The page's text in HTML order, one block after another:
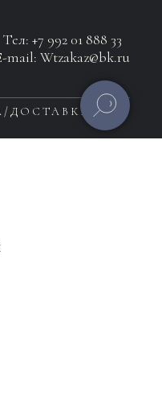
Тел: +7 992 01 888 33
mail: Wtzakaz@bk.ru
ДОСТАВКА